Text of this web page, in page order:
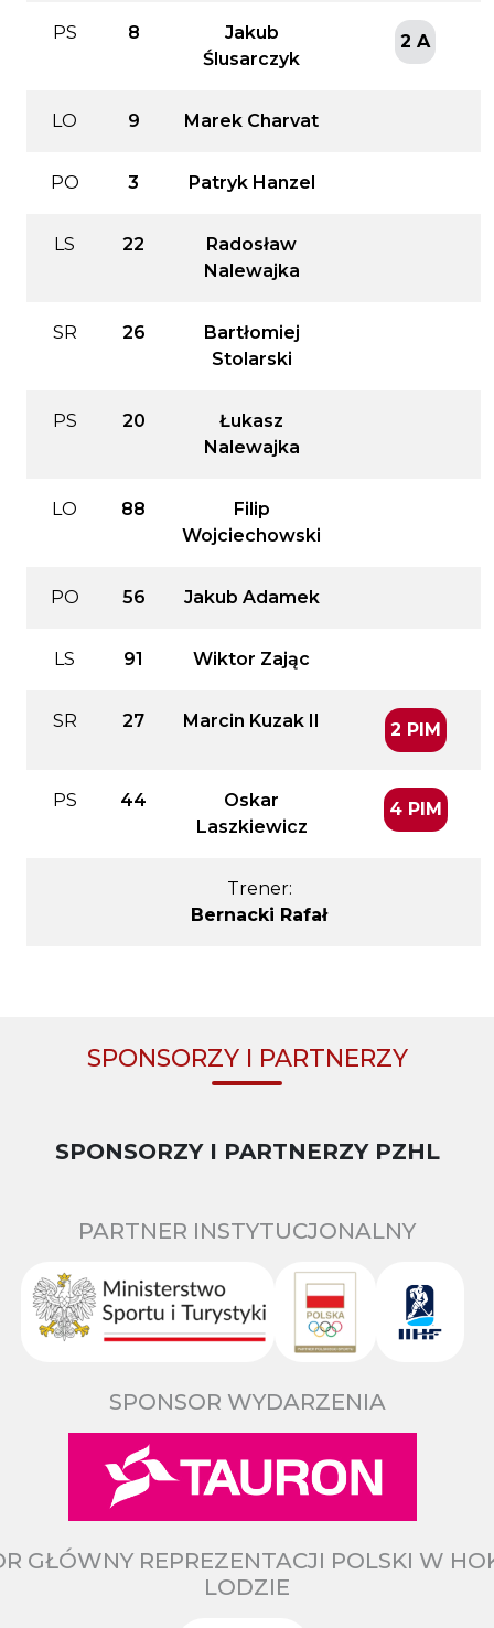
PS 8
Jakub
Ślusarczyk
2 A
LO 9 Marek Charvat
PO 3 Patryk Hanzel
LS 22
Radosław
Nalewajka
SR 26
Bartłomiej
Stolarski
PS 20
Łukasz
Nalewajka
LO 88
Filip
Wojciechowski
PO 56 Jakub Adamek
LS 91 Wiktor Zając
SR 27 Marcin Kuzak II 2 PIM
PS 44
Oskar
Laszkiewicz
4 PIM
Trener:
Bernacki Rafał
SPONSORZY I PARTNERZY
SPONSORZY I PARTNERZY PZHL
PARTNER INSTYTUCJONALNY
SPONSOR WYDARZENIA
GŁÓWNY REPREZENTACJI POLSKI W
LODZIE